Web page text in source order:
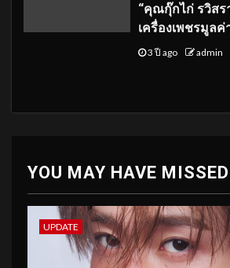
“คุณกุ๊กไก่ รวิสร
เครื่องเพชรมูล
3 ปี ago admin
YOU MAY HAVE MISSED
UPDATE